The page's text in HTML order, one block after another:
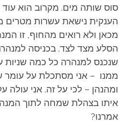
סוס שותה מים. מקרוב הוא
הענקית נישאת עשרות מטרים
מכאן ולא רואים מהחוף, זו
הסלע מצד לצד. בכניסה
שנכנס למנהרה כל כמה שניות
ממנו – אני מסתכלת על
ומהנהן – לכי על זה. אני עולה
איתו בצהלת שמחה לתוך
אמרנו?